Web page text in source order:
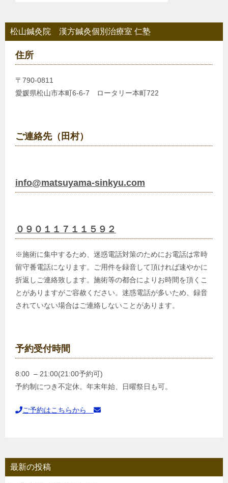
ョ
ン
松山鍼灸院 漢方鍼灸個別治療室 仁塾
住所
〒790-0811
愛媛県松山市本町6-6-7 ロータリー本町722
ご連絡先（田村）
info@matsuyama-sinkyu.com
０９０１１７１１５９２
※施術に集中するため、迷惑電話対策のためにお電話は常時
留守番電話になります。ご用件を録音して頂ければ速やかに
折返しご連絡致します。施術等の都合によりお時間を頂くこ
とがありますがご容赦ください。迷惑電話が多いため、録音
されていない場合はご連絡しないことがあります。
予約受付時間
8:00 – 21:00(21:00予約可)
予約制につき不定休。年末年始、日曜祭日も可。
ご予約はこちらから
最新の投稿